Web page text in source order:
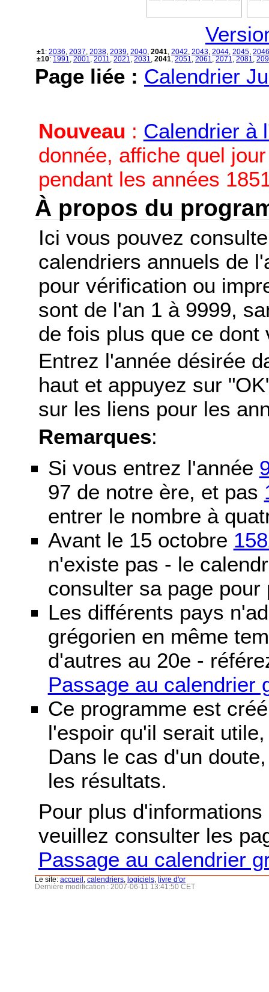
±1: 2036 2037 2038 2039 2040 2041 2042 2043 2044 2045 2046
±10: 1991 2001 2011 2021 2031 2041 2051 2061 2071 2081
Page liée : Calendrier
Nouveau : Calendrier à
donnée, affiche quel
pendant les années
À propos du
Ici vous pouvez
calendriers annuels de
pour vérification ou
sont de l'an 1 à 9999,
de fois plus que ce dont
Entrez l'année désirée
haut et appuyez sur
sur les liens pour les
Remarques:
Si vous entrez l'année
97 de notre ère, et pas
entrer le nombre à
Avant le 15 octobre
n'existe pas - le
consulter sa page pour
Les différents pays
grégorien en même
d'autres au 20e -
Passage au calendrier
Ce programme est
l'espoir qu'il serait
Dans le cas d'un
les résultats.
Pour plus
veuillez consulter les
Passage au calendrier
Le site: accueil calendriers logiciels
livre d'or
Dernière modification : 2007-06-11 13:41:50 CET